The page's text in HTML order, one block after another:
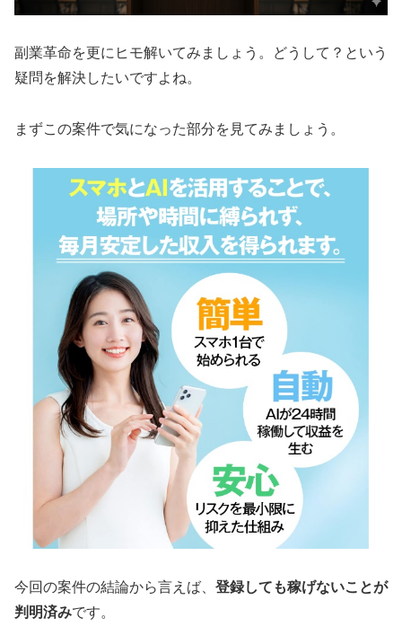
副業革命を更にヒモ解いてみましょう。どうして？という
疑問を解決したいですよね。
まずこの案件で気になった部分を見てみましょう。
今回の案件の結論から言えば、 登録しても稼げないことが
判明済みです。